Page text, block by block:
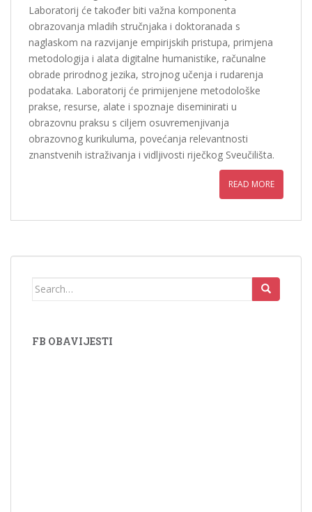
Laboratorij će također biti važna komponenta
obrazovanja mladih stručnjaka i doktoranada s
naglaskom na razvijanje empirijskih pristupa, primjena
metodologija i alata digitalne humanistike, računalne
obrade prirodnog jezika, strojnog učenja i rudarenja
podataka. Laboratorij će primijenjene metodološke
prakse, resurse, alate i spoznaje diseminirati u
obrazovnu praksu s ciljem osuvremenjivanja
obrazovnog kurikuluma, povećanja relevantnosti
znanstvenih istraživanja i vidljivosti riječkog Sveučilišta.
READ MORE
Search for:
FB OBAVIJESTI